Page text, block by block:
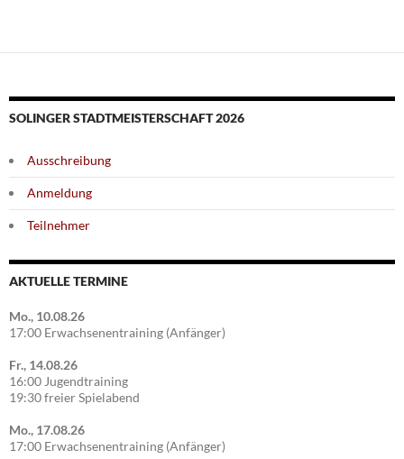
SOLINGER STADTMEISTERSCHAFT 2026
Ausschreibung
Anmeldung
Teilnehmer
AKTUELLE TERMINE
Mo., 10.08.26
17:00 Erwachsenentraining (Anfänger)
Fr., 14.08.26
16:00 Jugendtraining
19:30 freier Spielabend
Mo., 17.08.26
17:00 Erwachsenentraining (Anfänger)